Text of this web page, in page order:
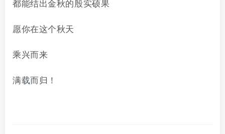
都能结出金秋的殷实硕果
愿你在这个秋天
乘兴而来
满载而归！